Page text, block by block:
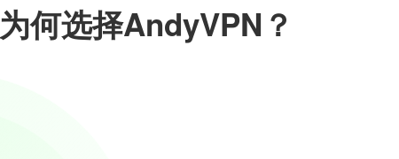
为何选择AndyVPN？